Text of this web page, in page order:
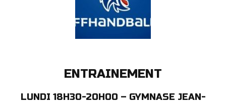
ENTRAINEMENT
LUNDI 18H30-20H00 – GYMNASE JEAN-